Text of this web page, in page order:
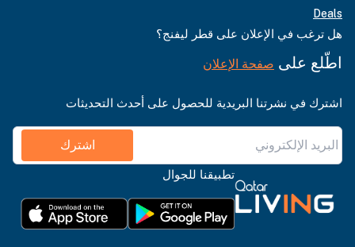
Deals
هل ترغب في الإعلان على قطر ليفنج؟
اطّلع على صفحة الإعلان
اشترك في نشرتنا البريدية للحصول على أحدث التحديثات
اشترك
تطبيقنا للجوال